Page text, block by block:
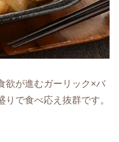
欲が進むガーリック×バ
で食べ応え抜群です。